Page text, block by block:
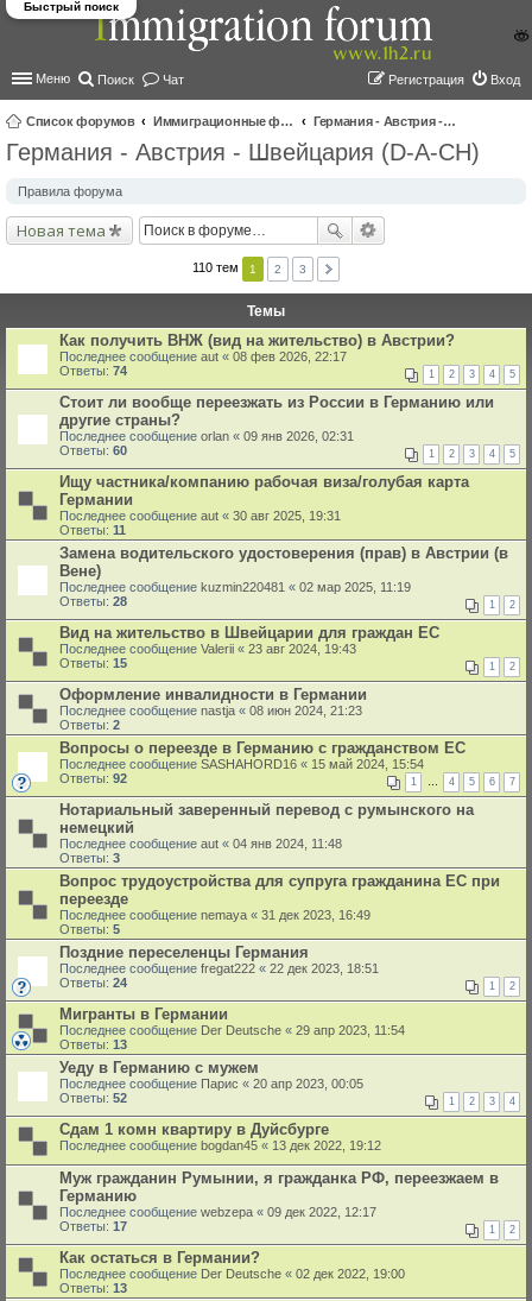
Меню Поиск Чат Вход
Регистрация
Список форумов Иммиграционные форумы | Immigration forums
Германия - Австрия - Швейцария (D-A-CH)
Быстрый поиск
Германия - Австрия - Швейцария (D-A-CH)
Правила форума
Новая тема
110 тем 1 2 3
Темы
Как получить ВНЖ (вид на жительство) в Австрии?
Последнее сообщение aut « 08 фев 2026, 22:17
Ответы: 74 1 2 3 4 5
Стоит ли вообще переезжать из России в Германию или
другие страны?
Последнее сообщение orlan « 09 янв 2026, 02:31
Ответы: 60 1 2 3 4 5
Ищу частника/компанию рабочая виза/голубая карта
Германии
Последнее сообщение aut « 30 авг 2025, 19:31
Ответы: 11
Замена водительского удостоверения (прав) в Австрии (в
Вене)
Последнее сообщение kuzmin220481 « 02 мар 2025, 11:19
Ответы: 28 1 2
Вид на жительство в Швейцарии для граждан ЕС
Последнее сообщение Valerii « 23 авг 2024, 19:43
Ответы: 15 1 2
Оформление инвалидности в Германии
Последнее сообщение nastja « 08 июн 2024, 21:23
Ответы: 2
Вопросы о переезде в Германию с гражданством ЕС
Последнее сообщение SASHAHORD16 « 15 май 2024, 15:54
Ответы: 92 1 … 4 5 6 7
Нотариальный заверенный перевод с румынского на
немецкий
Последнее сообщение aut « 04 янв 2024, 11:48
Ответы: 3
Вопрос трудоустройства для супруга гражданина ЕС при
переезде
Последнее сообщение nemaya « 31 дек 2023, 16:49
Ответы: 5
Поздние переселенцы Германия
Последнее сообщение fregat222 « 22 дек 2023, 18:51
Ответы: 24 1 2
Мигранты в Германии
Последнее сообщение Der Deutsche « 29 апр 2023, 11:54
Ответы: 13
Уеду в Германию с мужем
Последнее сообщение Парис « 20 апр 2023, 00:05
Ответы: 52 1 2 3 4
Сдам 1 комн квартиру в Дуйсбурге
Последнее сообщение bogdan45 « 13 дек 2022, 19:12
Муж гражданин Румынии, я гражданка РФ, переезжаем в
Германию
Последнее сообщение webzepa « 09 дек 2022, 12:17
Ответы: 17 1 2
Как остаться в Германии?
Последнее сообщение Der Deutsche « 02 дек 2022, 19:00
Ответы: 13